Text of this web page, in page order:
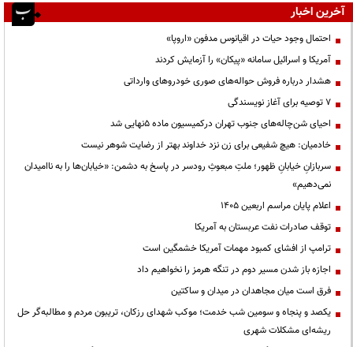
آخرین اخبار
احتمال وجود حیات در اقیانوس مدفون «اروپا»
آمریکا و اسرائیل سامانه «پیکان» را آزمایش کردند
هشدار درباره فروش حواله‌های صوری خودروهای وارداتی
۷ توصیه برای آغاز نویسندگی
احیای شن‌چاله‌های جنوب تهران درکمیسیون ماده ۵نهایی شد
خادمیان: هیچ شفیعی برای زن نزد خداوند بهتر از رضایت شوهر نیست
سربازانِ خیابانِ ظهور؛ ملتِ مبعوثِ رودسر در پاسخ به دشمن: «خیابان‌ها را به ناامیدان
نمی‌دهیم»
اعلام پایان مراسم اربعین ۱۴۰۵
توقف صادرات نفت عربستان به آمریکا
ترامپ از افشای کمبود مهمات آمریکا خشمگین است
اجازه باز شدن مسیر دوم در تنگه هرمز را نخواهیم داد
فرق است میان مجاهدان در میدان و ساکتین
یکصد و پنجاه و سومین شب خدمت؛ موکب شهدای رزکان، تریبون مردم و مطالبه‌گر حل
ریشه‌ای مشکلات شهری